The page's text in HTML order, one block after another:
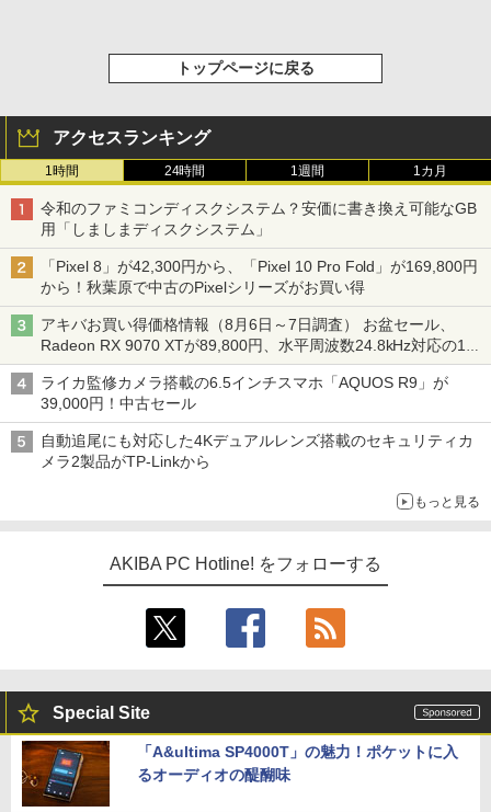
トップページに戻る
アクセスランキング
1時間 24時間 1週間 1カ月
令和のファミコンディスクシステム？安価に書き換え可能なGB
用「しましまディスクシステム」
「Pixel 8」が42,300円から、「Pixel 10 Pro Fold」が169,800円
から！秋葉原で中古のPixelシリーズがお買い得
アキバお買い得価格情報（8月6日～7日調査） お盆セール、
Radeon RX 9070 XTが89,800円、水平周波数24.8kHz対応の17
型モニターが9,801円、暑さ指数連動セール ほか
ライカ監修カメラ搭載の6.5インチスマホ「AQUOS R9」が
39,000円！中古セール
自動追尾にも対応した4Kデュアルレンズ搭載のセキュリティカ
メラ2製品がTP-Linkから
もっと見る
AKIBA PC Hotline! をフォローする
Special Site
「A&ultima SP4000T」の魅力！ポケットに入
るオーディオの醍醐味